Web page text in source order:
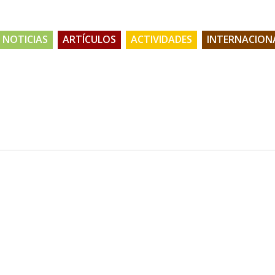
NOTICIAS ARTÍCULOS ACTIVIDADES